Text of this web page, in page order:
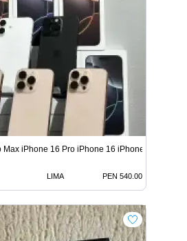
iPhone 16 Pro iPhone 16 iPhone 16
LIMA PEN 540.00